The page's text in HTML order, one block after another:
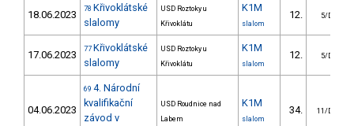
18.06.2023 78 Křivoklátské
slalomy
USD Roztoky u
Křivoklátu
K1M
slalom
12. 5/DS
17.06.2023 77 Křivoklátské
slalomy
USD Roztoky u
Křivoklátu
K1M
slalom
12. 5/DS
04.06.2023
69 4. Národní
kvalifikační
závod v
USD Roudnice nad
Labem
K1M
slalom
34. 11/DS